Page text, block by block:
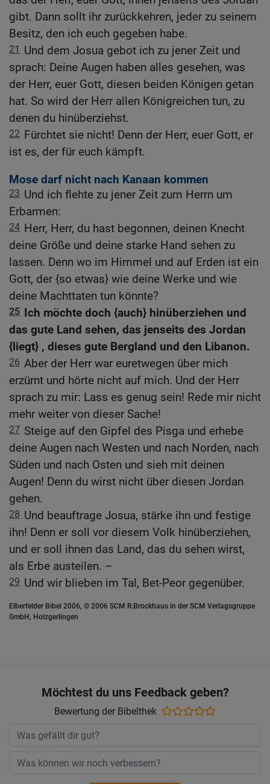
gibt. Dann sollt ihr zurückkehren, jeder zu seinem
Besitz, den ich euch gegeben habe.
21
Und dem Josua gebot ich zu jener Zeit und
sprach: Deine Augen haben alles gesehen, was
der Herr, euer Gott, diesen beiden Königen getan
hat. So wird der Herr allen Königreichen tun, zu
denen du hinüberziehst.
22 Fürchtet sie nicht! Denn der Herr, euer Gott, er
ist es, der für euch kämpft.
Mose darf nicht nach Kanaan kommen
23 Und ich flehte zu jener Zeit zum Herrn um
Erbarmen:
24 Herr, Herr, du hast begonnen, deinen Knecht
deine Größe und deine starke Hand sehen zu
lassen. Denn wo im Himmel und auf Erden ist ein
Gott, der {so etwas} wie deine Werke und wie
deine Machttaten tun könnte?
25 Ich möchte doch {auch} hinüberziehen und
das gute Land sehen, das jenseits des Jordan
{liegt} , dieses gute Bergland und den Libanon.
26 Aber der Herr war euretwegen über mich
erzürnt und hörte nicht auf mich. Und der Herr
sprach zu mir: Lass es genug sein! Rede mir nicht
mehr weiter von dieser Sache!
27 Steige auf den Gipfel des Pisga und erhebe
deine Augen nach Westen und nach Norden, nach
Süden und nach Osten und sieh mit deinen
Augen! Denn du wirst nicht über diesen Jordan
gehen.
28 Und beauftrage Josua, stärke ihn und festige
ihn! Denn er soll vor diesem Volk hinüberziehen,
und er soll ihnen das Land, das du sehen wirst,
als Erbe austeilen. –
29 Und wir blieben im Tal, Bet-Peor gegenüber.
Elberfelder Bibel 2006, © 2006 SCM R.Brockhaus in der SCM Verlagsgruppe
GmbH, Holzgerlingen
Möchtest du uns Feedback geben?
Bewertung der Bibelthek